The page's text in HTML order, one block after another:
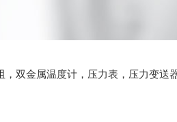
，双金属温度计，压力表，压力变送